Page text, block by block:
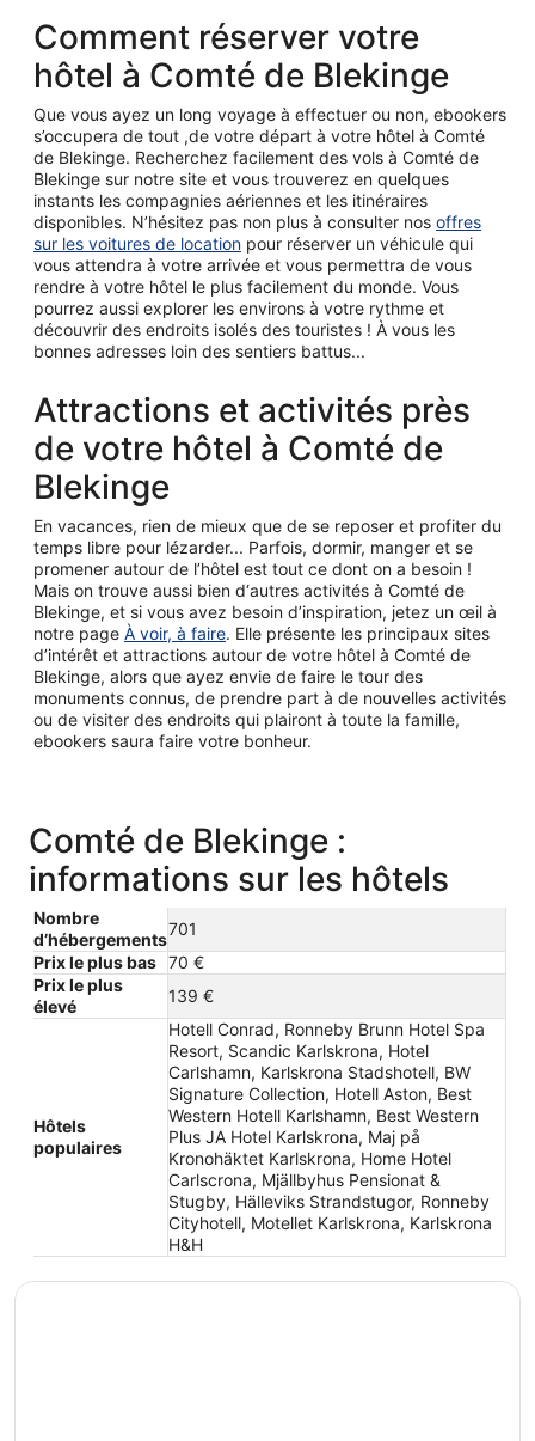
Comment réserver votre
hôtel à Comté de Blekinge
Que vous ayez un long voyage à effectuer ou non, ebookers
s’occupera de tout ,de votre départ à votre hôtel à Comté
de Blekinge. Recherchez facilement des vols à Comté de
Blekinge sur notre site et vous trouverez en quelques
instants les compagnies aériennes et les itinéraires
disponibles. N’hésitez pas non plus à consulter nos offres
sur les voitures de location pour réserver un véhicule qui
vous attendra à votre arrivée et vous permettra de vous
rendre à votre hôtel le plus facilement du monde. Vous
pourrez aussi explorer les environs à votre rythme et
découvrir des endroits isolés des touristes ! À vous les
bonnes adresses loin des sentiers battus...
Attractions et activités près
de votre hôtel à Comté de
Blekinge
En vacances, rien de mieux que de se reposer et profiter du
temps libre pour lézarder... Parfois, dormir, manger et se
promener autour de l’hôtel est tout ce dont on a besoin !
Mais on trouve aussi bien d‘autres activités à Comté de
Blekinge, et si vous avez besoin d’inspiration, jetez un œil à
notre page À voir, à faire. Elle présente les principaux sites
d’intérêt et attractions autour de votre hôtel à Comté de
Blekinge, alors que ayez envie de faire le tour des
monuments connus, de prendre part à de nouvelles activités
ou de visiter des endroits qui plairont à toute la famille,
ebookers saura faire votre bonheur.
Comté de Blekinge :
informations sur les hôtels
Nombre
d’hébergements
701
Prix le plus bas 70 €
Prix le plus
élevé
139 €
Hôtels
populaires
Hotell Conrad, Ronneby Brunn Hotel Spa
Resort, Scandic Karlskrona, Hotel
Carlshamn, Karlskrona Stadshotell, BW
Signature Collection, Hotell Aston, Best
Western Hotell Karlshamn, Best Western
Plus JA Hotel Karlskrona, Maj på
Kronohäktet Karlskrona, Home Hotel
Carlscrona, Mjällbyhus Pensionat &
Stugby, Hälleviks Strandstugor, Ronneby
Cityhotell, Motellet Karlskrona, Karlskrona
H&H